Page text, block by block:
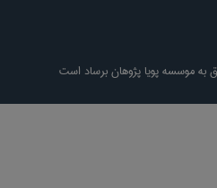
موسسه پویا پژوهان برساد است